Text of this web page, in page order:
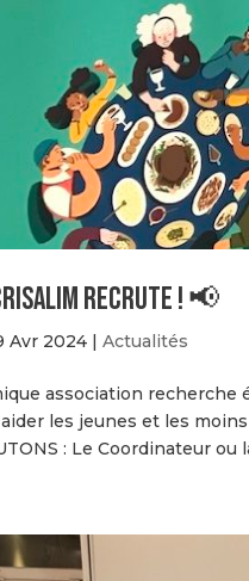
RECRUTE ! 📢
Avr 2024 |Actualités
association
les jeunes et les
: Le Coordinateur ou